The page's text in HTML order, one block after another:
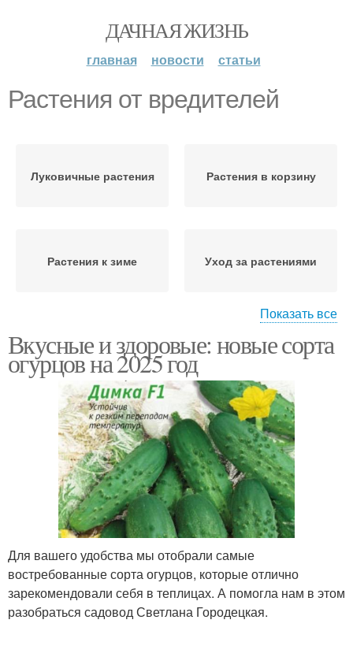
ДАЧНАЯ ЖИЗНЬ
главная новости статьи
Растения от вредителей
Луковичные растения Растения в корзину
Растения к зиме Уход за растениями
растений
растения
Аммиак для растений
Спирт для комнатных
растений
Витамины для растений
Защиты для комнатных
растений
Обработка против
вредителей
Аммиак для комнатных
растений
Показать все
Вкусные и здоровые: новые сорта
огурцов на 2025 год
Для вашего удобства мы отобрали самые
востребованные сорта огурцов, которые отлично
зарекомендовали себя в теплицах. А помогла нам в этом
разобраться садовод Светлана Городецкая.